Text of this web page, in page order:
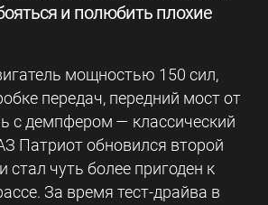
и полюбить плохие
мощностью 150 сил,
передач, передний мост от
с демпфером — классический
Патриот обновился второй
стал чуть более пригоден к
За время тест-драйва в